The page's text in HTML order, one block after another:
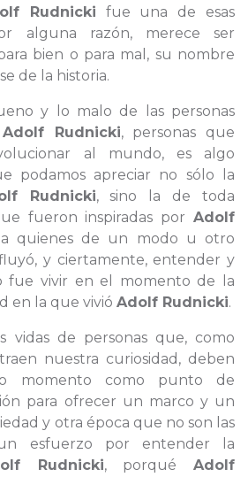
Rudnicki fue una de esas
alguna razón, merece ser
bien o para mal, su nombre
de la historia.
y lo malo de las personas
Adolf Rudnicki, personas que
al mundo, es algo
podamos apreciar no sólo la
Rudnicki, sino la de toda
fueron inspiradas por Adolf
quienes de un modo u otro
y ciertamente, entender y
fue vivir en el momento de la
en la que vivió Adolf Rudnicki.
vidas de personas que, como
nuestra curiosidad, deben
momento como punto de
para ofrecer un marco y un
y otra época que no son las
esfuerzo por entender la
Rudnicki, porquéAdolf